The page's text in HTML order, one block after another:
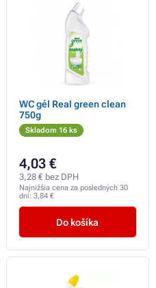
WC gél Real green clean
750g
Skladom 16 ks
4,03 €
3,28 € bez DPH
Najnižšia cena za posledných 30
dní: 3,84 €
Do košíka